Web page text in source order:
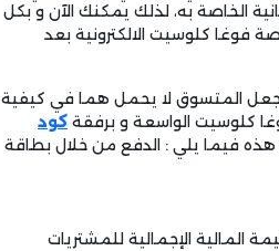
الخاصة به، لذلك يمكنك الآن و بكل
فوغا كلوسيت الالكترونية بعد
تجعل المتسوق لا يحمل هما في كيفية
كلوسيت الواسعة و برفقة كود
هذه فيما يلي : الدفع من خلال بطاقة
الإجمالية للمشتريات